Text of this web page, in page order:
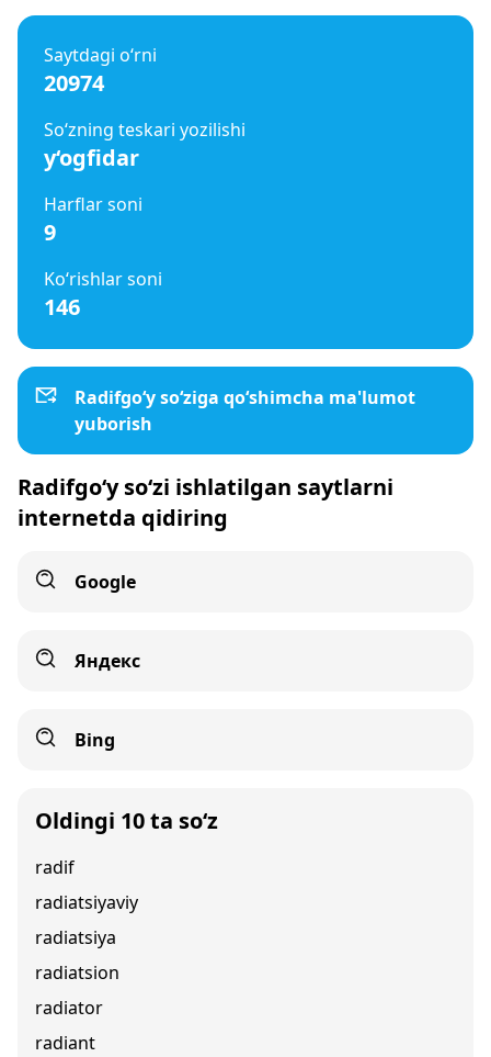
Saytdagi o‘rni
20974
So‘zning teskari yozilishi
y‘ogfidar
Harflar soni
9
Ko‘rishlar soni
146
Radifgo‘y so‘ziga qo‘shimcha ma'lumot
yuborish
Radifgo‘y so‘zi ishlatilgan saytlarni
internetda qidiring
Google
Яндекс
Bing
Oldingi 10 ta so‘z
radif
radiatsiyaviy
radiatsiya
radiatsion
radiator
radiant